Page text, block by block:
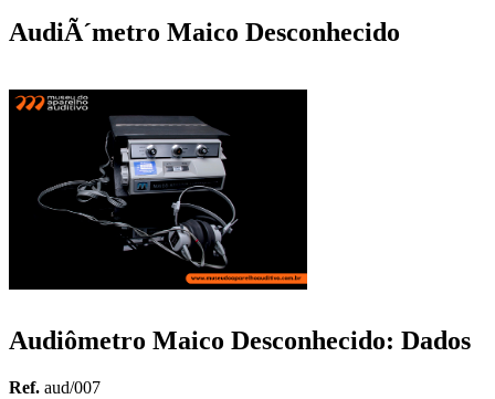
AudiÃ´metro Maico Desconhecido
Audiômetro Maico Desconhecido: Dados
Ref. aud/007